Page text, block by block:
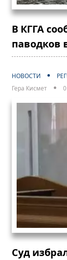
В КГГА
паводков
НОВОСТИ
Гера Кисмет
Суд